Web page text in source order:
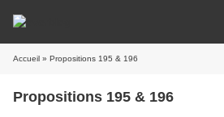
Accueil » Propositions 195 & 196
Propositions 195 & 196